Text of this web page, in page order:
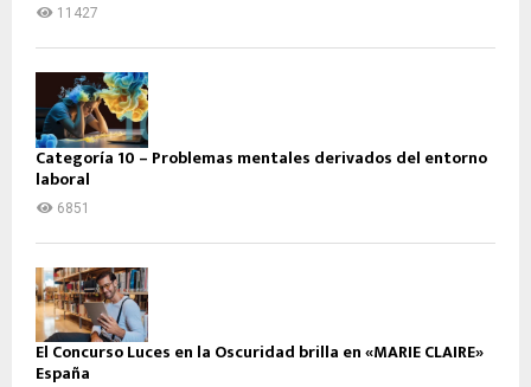
11427
Categoría 10 – Problemas mentales derivados del entorno
laboral
6851
El Concurso Luces en la Oscuridad brilla en «MARIE CLAIRE»
España